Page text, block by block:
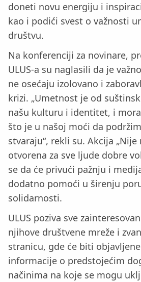
doneti novu energiju i
kao i podići svest o važnosti
društvu.
Na konferenciji za novinare,
ULUS-a su naglasili da je
ne osećaju izolovano i
krizi. „Umetnost je od
našu kulturu i identitet, i
što je u našoj moći da
stvaraju“, rekli su. Akcija „Nije
otvorena za sve ljude dobre
se da će privući pažnju i
dodatno pomoći u širenju
solidarnosti.
ULUS poziva sve
njihove društvene mreže i
stranicu, gde će biti
informacije o predstojećim
načinima na koje se mogu